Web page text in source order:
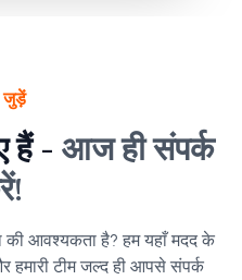
जुड़ें
हैं - आज ही संपर्क
की आवश्यकता है? हम यहाँ मदद के
टीम जल्द ही आपसे संपर्क